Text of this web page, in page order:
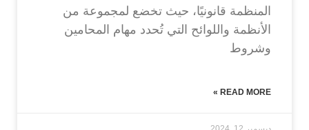
المنظمة قانونيًا، حيث تخضع لمجموعة من
الأنظمة واللوائح التي تُحدد مهام المحامين
وشروط
READ MORE »